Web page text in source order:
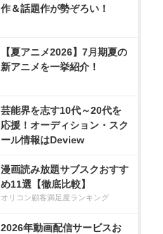
作＆話題作が勢ぞろい！
【夏アニメ2026】7月期夏の
新アニメを一挙紹介！
芸能界を志す10代～20代を
応援！オーディション・スク
ール情報はDeview
漫画読み放題サブスクおすす
め11選【徹底比較】
オリコン顧客満足度ランキング
2026年動画配信サービスお